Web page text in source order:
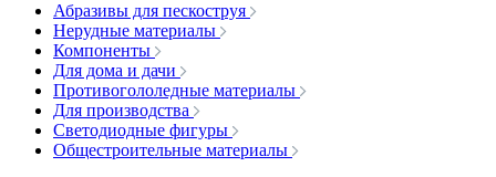
Абразивы для пескоструя
Нерудные материалы
Компоненты
Для дома и дачи
Противогололедные материалы
Для производства
Светодиодные фигуры
Общестроительные материалы